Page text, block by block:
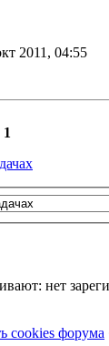
2011, 04:55
1
нет
cookies форума